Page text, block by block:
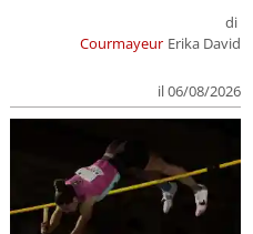
Courmayeur
di
Erika David
il 06/08/2026